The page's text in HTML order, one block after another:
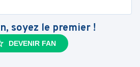
soyez le premier !
DEVENIR FAN